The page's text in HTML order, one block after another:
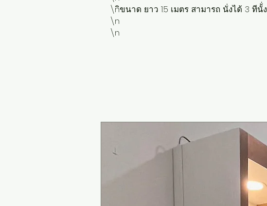
\nิขนาด ยาว 1.5 เมตร สามารถ นั่งได้ 3 ทีนั้่ง
\n
\n